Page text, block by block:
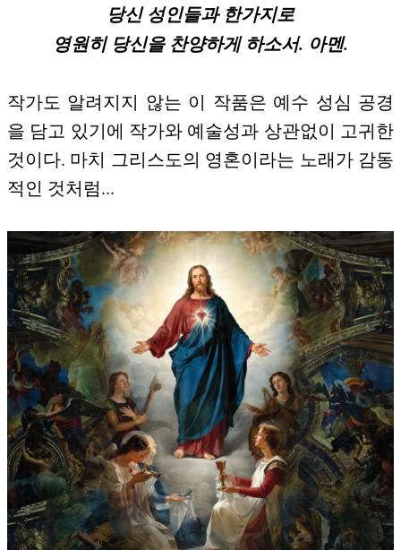
당신 성인들과 한가지로
영원히 당신을 찬양하게 하소서. 아멘.
작가도 알려지지 않는 이 작품은 예수 성심 공경
을 담고 있기에 작가와 예술성과 상관없이 고귀한
것이다. 마치 그리스도의 영혼이라는 노래가 감동
적인 것처럼...